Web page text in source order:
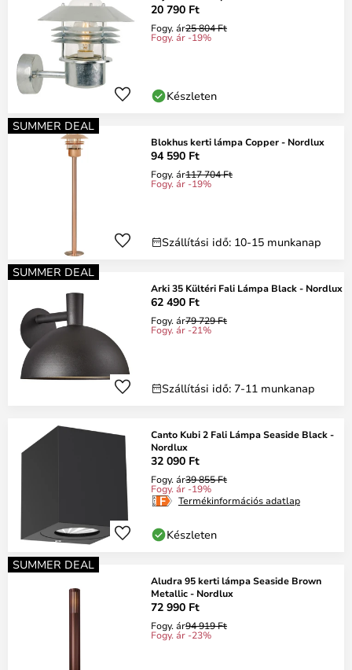
20 790 Ft
Fogy. ár25 804 Ft
Fogy. ár -19%
Készleten
SUMMER DEAL
Blokhus kerti lámpa Copper - Nordlux
94 590 Ft
Fogy. ár117 704 Ft
Fogy. ár -19%
Szállítási idő: 10-15 munkanap
SUMMER DEAL
Arki 35 Kültéri Fali Lámpa Black - Nordlux
62 490 Ft
Fogy. ár79 729 Ft
Fogy. ár -21%
Szállítási idő: 7-11 munkanap
Canto Kubi 2 Fali Lámpa Seaside Black -
Nordlux
32 090 Ft
Fogy. ár39 855 Ft
Fogy. ár -19%
Termékinformációs adatlap
Készleten
SUMMER DEAL
Aludra 95 kerti lámpa Seaside Brown
Metallic - Nordlux
72 990 Ft
Fogy. ár94 919 Ft
Fogy. ár -23%